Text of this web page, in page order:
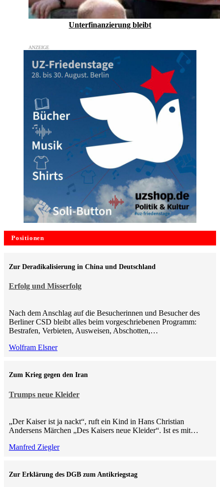
Unterfinanzierung bleibt
Positionen
Erfolg und Misserfolg
Zur Deradikalisierung in China und Deutschland
Nach dem Anschlag auf die Besucherinnen und Besucher des
Berliner CSD bleibt alles beim vorgeschriebenen Programm:
Bestrafen, Verbieten, Ausweisen, Abschotten,…
Wolfram Elsner
Trumps neue Kleider
Zum Krieg gegen den Iran
„Der Kaiser ist ja nackt“, ruft ein Kind in Hans Christian
Andersens Märchen „Des Kaisers neue Kleider“. Ist es mit…
Manfred Ziegler
Zur Erklärung des DGB zum Antikriegstag